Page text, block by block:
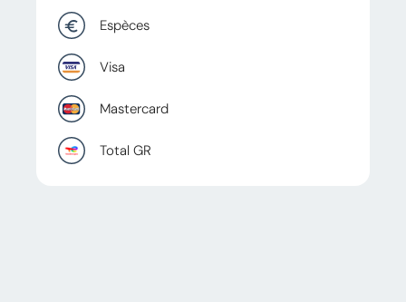
Espèces
Visa
Mastercard
Total GR